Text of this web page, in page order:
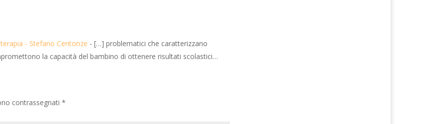
- Stefano Centonze - […] problematici che caratterizzano
la capacità del bambino di ottenere risultati scolastici…
contrassegnati*